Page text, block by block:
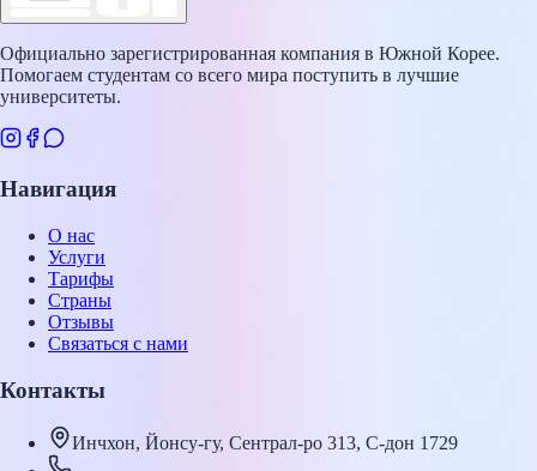
Официально зарегистрированная компания в Южной Корее.
Помогаем студентам со всего мира поступить в лучшие
университеты.
Навигация
О нас
Услуги
Тарифы
Страны
Отзывы
Связаться с нами
Контакты
Инчхон, Йонсу-гу, Сентрал-ро 313, С-дон 1729